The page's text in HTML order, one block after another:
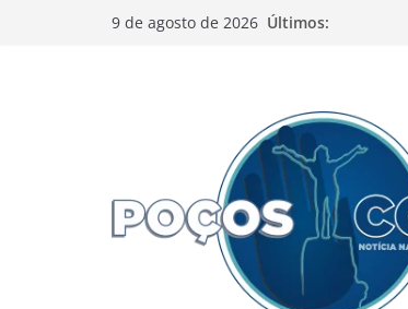
9 de agosto de 2026 Últimos: